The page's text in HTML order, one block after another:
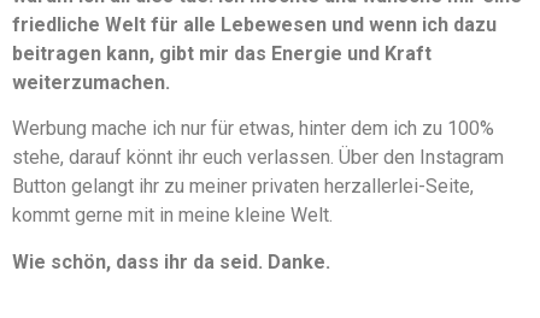
friedliche Welt für alle Lebewesen und wenn ich dazu
beitragen kann, gibt mir das Energie und Kraft
weiterzumachen.
Werbung mache ich nur für etwas, hinter dem ich zu 100%
stehe, darauf könnt ihr euch verlassen. Über den Instagram
Button gelangt ihr zu meiner privaten herzallerlei-Seite,
kommt gerne mit in meine kleine Welt.
Wie schön, dass ihr da seid. Danke.